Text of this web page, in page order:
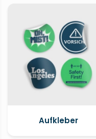
Aufkleber